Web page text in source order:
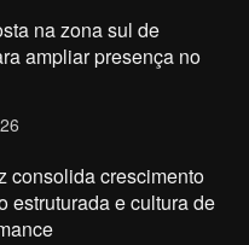
na zona sul de
ampliar presença no
consolida crescimento
estruturada e cultura de